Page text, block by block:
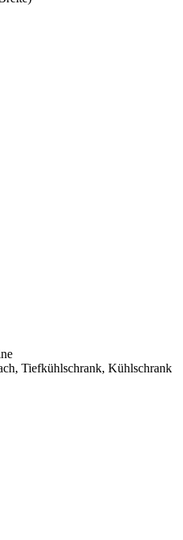
Tiefkühlschrank, Kühlschrank